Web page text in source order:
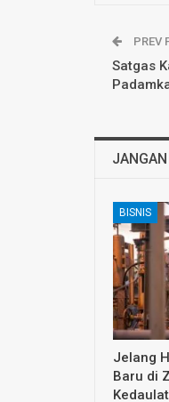
PREV
Satgas
BISNIS
Jelang
Baru di